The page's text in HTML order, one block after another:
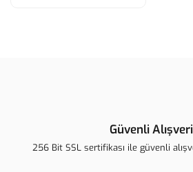
Güvenli
256 Bit SSL sertifikası ile güvenli